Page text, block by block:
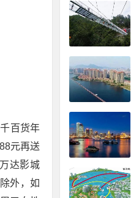
百货年
元再送
达影城
外，如